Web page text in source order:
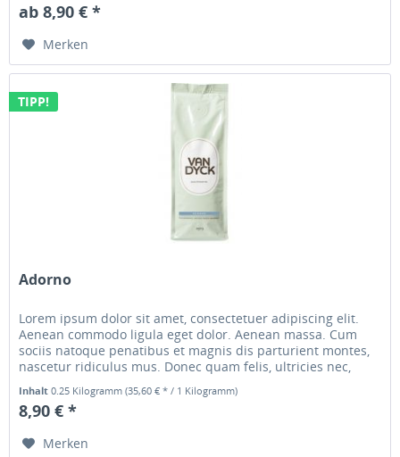
ab 8,90 € *
Merken
TIPP!
Adorno
Lorem ipsum dolor sit amet, consectetuer adipiscing elit.
Aenean commodo ligula eget dolor. Aenean massa. Cum
sociis natoque penatibus et magnis dis parturient montes,
nascetur ridiculus mus. Donec quam felis, ultricies nec,
pellentesque...
Inhalt0.25 Kilogramm(35,60 € * / 1 Kilogramm)
8,90 € *
Merken